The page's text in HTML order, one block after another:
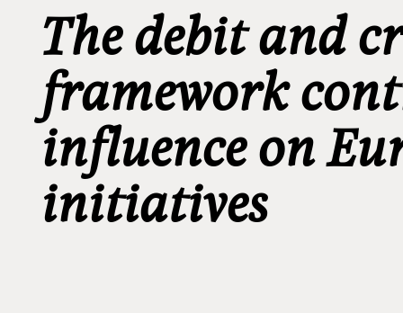
The debit and
framework
influence on
initiatives